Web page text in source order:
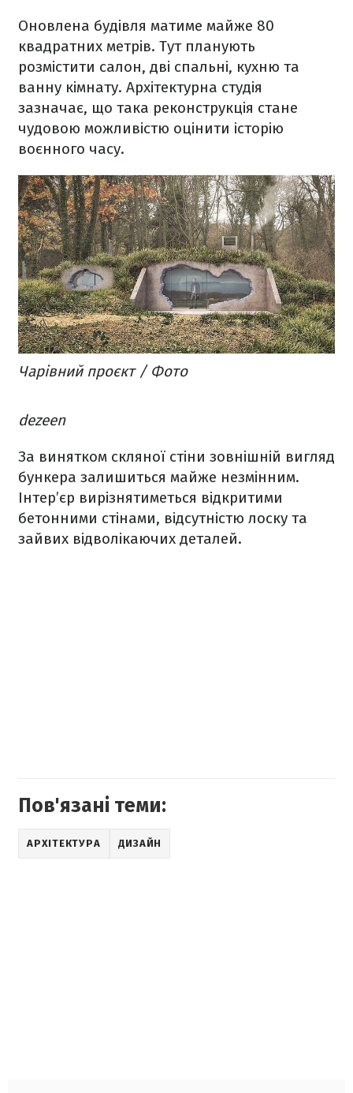
Оновлена будівля матиме майже 80
квадратних метрів. Тут планують
розмістити салон, дві спальні, кухню та
ванну кімнату. Архітектурна студія
зазначає, що така реконструкція стане
чудовою можливістю оцінити історію
воєнного часу.
Чарівний проєкт / Фото
dezeen
За винятком скляної стіни зовнішній вигляд
бункера залишиться майже незмінним.
Інтер’єр вирізнятиметься відкритими
бетонними стінами, відсутністю лоску та
зайвих відволікаючих деталей.
Пов'язані теми:
АРХІТЕКТУРА ДИЗАЙН